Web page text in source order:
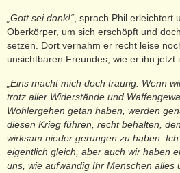
„Gott sei dank!“ , sprach Phil
Oberkörper, um sich erschöpft und
setzen. Dort vernahm er recht leise
unsichtbaren Freundes, wie er ihn jetzt
„Eins macht mich doch traurig. Wenn
trotz aller Widerstände und
Wohlergehen getan haben, werden
diesen Krieg führen, recht behalten,
wirksam nieder gerungen zu haben.
eigentlich gleich, aber auch wir haben
uns, wie aufwändig Ihr Menschen alles